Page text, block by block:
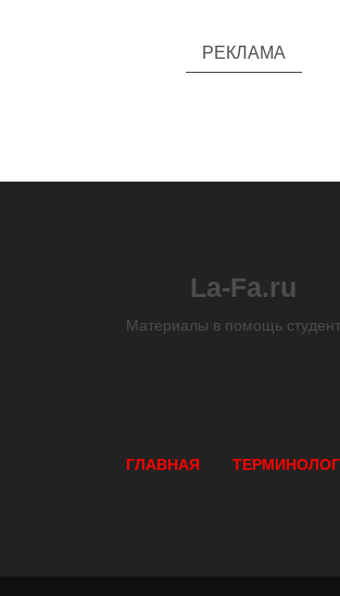
РЕКЛАМА
La-Fa.ru
Материалы в помощь
ГЛАВНАЯ